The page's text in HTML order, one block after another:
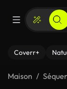
Coverr+
Maison